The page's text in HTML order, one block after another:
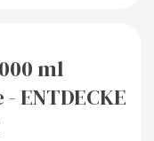
ml
ENTDECKE